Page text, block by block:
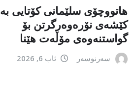
هاتووچۆی سلێمانی کۆتایی بە
کێشەی نۆرەوەرگرتن بۆ
گواستنەوەی مۆڵەت هێنا
سەرنوسەر ئاب 6, 2026